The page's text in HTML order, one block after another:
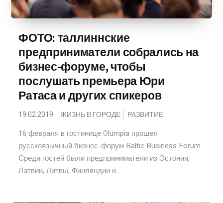
ФОТО: таллиннские
предприниматели собрались на
бизнес-форуме, чтобы
послушать премьера Юри
Ратаса и других спикеров
19.02.2019 ЖИЗНЬ В ГОРОДЕ РАЗВИТИЕ
16 февраля в гостинице Olümpia прошел
русскоязычный бизнес-форум Baltic Business Forum.
Среди гостей были предприниматели из Эстонии,
Латвии, Литвы, Финляндии и...